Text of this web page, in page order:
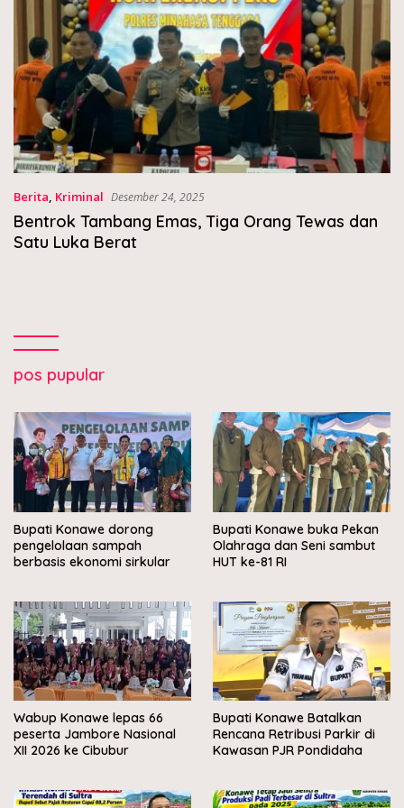
Berita, Kriminal Desember 24, 2025
Bentrok Tambang Emas, Tiga Orang Tewas dan
Satu Luka Berat
pos pupular
Bupati Konawe dorong
pengelolaan sampah
berbasis ekonomi sirkular
Bupati Konawe buka Pekan
Olahraga dan Seni sambut
HUT ke-81 RI
Wabup Konawe lepas 66
peserta Jambore Nasional
XII 2026 ke Cibubur
Bupati Konawe Batalkan
Rencana Retribusi Parkir di
Kawasan PJR Pondidaha